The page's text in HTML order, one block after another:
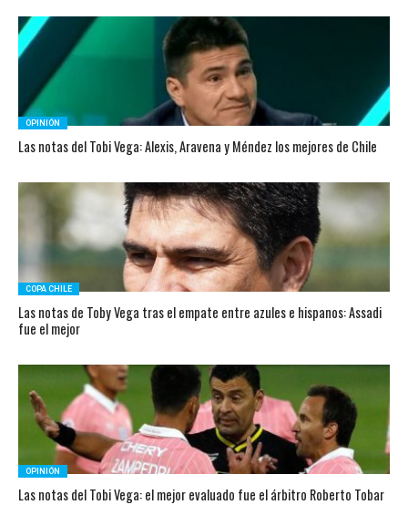
OPINIÓN
Las notas del Tobi Vega: Alexis, Aravena y Méndez los mejores de Chile
COPA CHILE
Las notas de Toby Vega tras el empate entre azules e hispanos: Assadi
fue el mejor
OPINIÓN
Las notas del Tobi Vega: el mejor evaluado fue el árbitro Roberto Tobar